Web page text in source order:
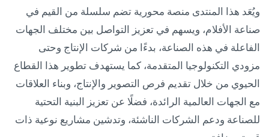
ويُعَد هذا المنتدى منصة محورية تضم سلسلة من القيم في
صناعة الأفلام، ويسهم في تعزيز التواصل بين مختلف الجهات
الفاعلة في هذه الصناعة، بدءًا من شركات الإنتاج وحتى
مزودي التكنولوجيا المتقدمة، كما يستهدف تطوير هذا القطاع
الحيوي من خلال تقديم فرص التصوير والإنتاج، وبناء العلاقات
مع الجهات العالمية الرائدة، فضلًا عن تعزيز البنية التحتية
للصناعة ودعم الشركات الناشئة، وتدشين مشاريع نوعية ذات